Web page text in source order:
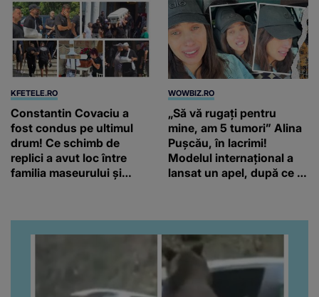
KFETELE.RO
Constantin Covaciu a
fost condus pe ultimul
drum! Ce schimb de
replici a avut loc între
familia maseurului și
obrazul.”
WOWBIZ.RO
„Să vă rugați pentru
mine, am 5 tumori” Alina
Pușcău, în lacrimi!
Modelul internațional a
lansat un apel, după ce a